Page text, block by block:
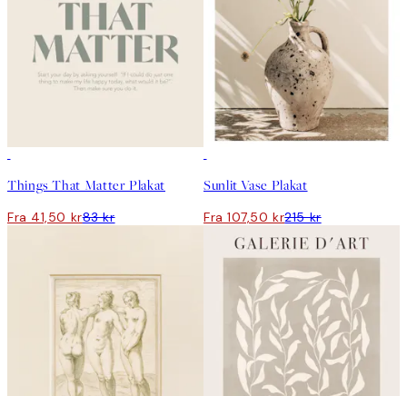
Things That Matter Plakat
Fra 41,50 kr83 kr
Sunlit Vase Plakat
Fra 107,50 kr215 kr